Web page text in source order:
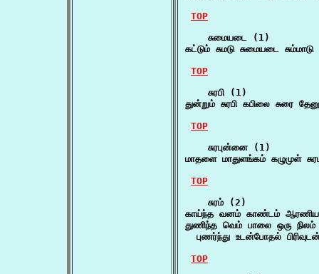
TOP
    சுமையடை (1)
கட்டும் சுமடு சுமையடை
TOP
    சுரபி (1)
துன்றும் சுரபி கபிலை சுரை
TOP
    சுரபுன்னை (1)
மாதளை மாதுளங்கம் கழுமுள்
TOP
    சுரம் (2)
காய்ந்த வனம் காண்டம்
துணிந்த வெம் பாலை ஒரு நிலம்
புணர்ந்து உடன்போதல்
TOP